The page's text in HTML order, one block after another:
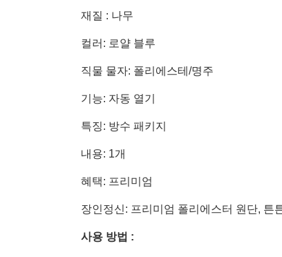
재질 : 나무
컬러: 로얄 블루
직물 물자: 폴리에스테/명주
기능: 자동 열기
특징: 방수 패키지
내용: 1개
혜택: 프리미엄
장인정신: 프리미엄 폴리에스터 원단, 튼
사용 방법 :